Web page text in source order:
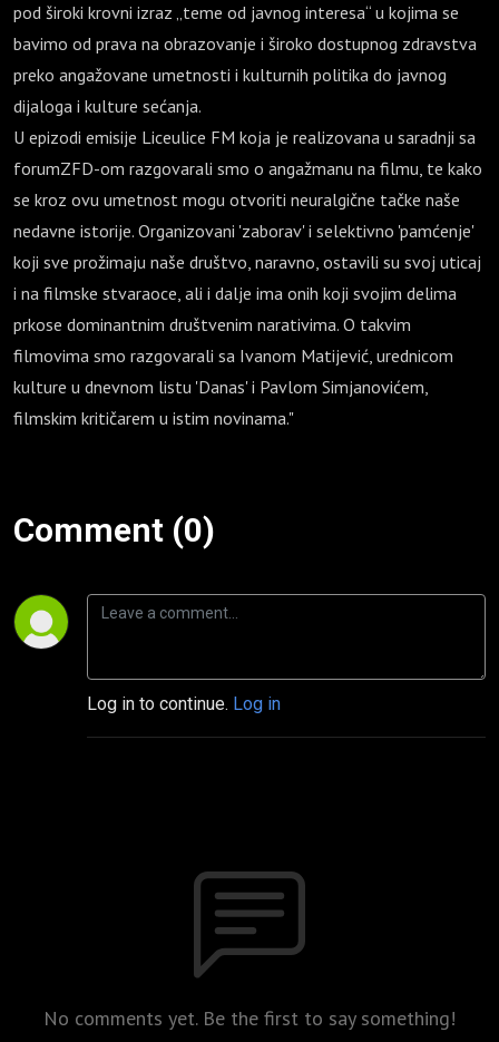
pod široki krovni izraz „teme od javnog interesa“ u kojima se
bavimo od prava na obrazovanje i široko dostupnog zdravstva
preko angažovane umetnosti i kulturnih politika do javnog
dijaloga i kulture sećanja.
U epizodi emisije Liceulice FM koja je realizovana u saradnji sa
forumZFD-om razgovarali smo o angažmanu na filmu, te kako
se kroz ovu umetnost mogu otvoriti neuralgične tačke naše
nedavne istorije. Organizovani 'zaborav' i selektivno 'pamćenje'
koji sve prožimaju naše društvo, naravno, ostavili su svoj uticaj
i na filmske stvaraoce, ali i dalje ima onih koji svojim delima
prkose dominantnim društvenim narativima. O takvim
filmovima smo razgovarali sa Ivanom Matijević, urednicom
kulture u dnevnom listu 'Danas' i Pavlom Simjanovićem,
filmskim kritičarem u istim novinama."
Comment (0)
Log in to continue. Log in
No comments yet. Be the first to say something!